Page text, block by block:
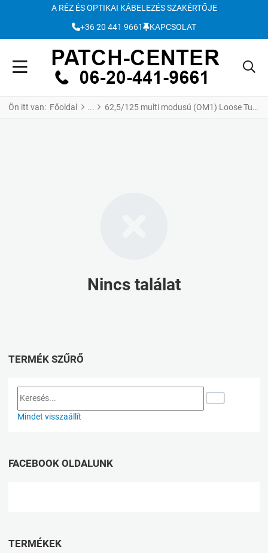
A RÉZ ÉS OPTIKAI KÁBELEZÉS SZAKÉRTŐJE
+36 20 441 9661 KAPCSOLAT
Ön itt van: Főoldal 62,5/125 multi modusú (OM1) Loose Tube optikai kábelek
TERMÉK SZŰRŐ
Mindet visszaállít
FACEBOOK OLDALUNK
TERMÉKEK
Nincs találat